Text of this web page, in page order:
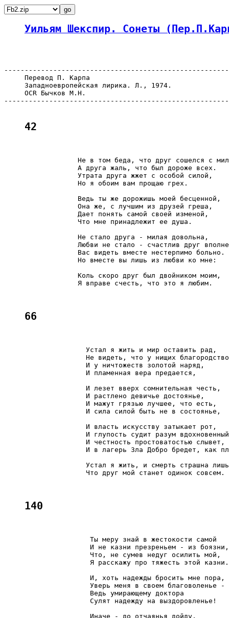
Уильям Шекспир. Сонеты
     Перевод П. Карпа
     Западноевропейская лирика. Л., 1974.
     OCR Бычков М.Н.
42
Не в том беда, что друг сошелся с
                  А друга жаль, что был дороже всех.
                  Утрата друга жжет с особой силой,
                  Но я обоим вам прощаю грех.
                  Ведь ты же дорожишь моей бесценной,
                  Она же, с лучшим из друзей греша,
                  Дает понять самой своей изменой,
                  Что мне принадлежит ее душа.
                  Не стало друга - милая довольна,
Любви не стало - счастлив друг
                  Вас видеть вместе нестерпимо больно.
                  Но вместе вы лишь из любви ко мне:
                  Коль скоро друг был двойником моим,
                  Я вправе счесть, что это я любим.
66
                    Устал я жить и мир оставить рад,
                    Не видеть, что у нищих благородство
                    И у ничтожеств золотой наряд,
                    И пламенная вера предается,
                    И лезет вверх сомнительная честь,
                    И растлено девичье достоянье,
                    И мажут грязью лучшее, что есть,
                    И сила силой быть не в состоянье,
                    И власть искусству затыкает рот,
И глупость судит разум
                    И честность простоватостью слывет,
И в лагерь Зла Добро бредет, как
Устал я жить, и смерть страшна
                    Что друг мой станет одинок совсем.
140
                     Ты меру знай в жестокости самой
                     И не казни презреньем - из боязни,
                     Что, не сумев недуг осилить мой,
                     Я расскажу про тяжесть этой казни.
                     И, хоть надежды бросить мне пора,
                     Уверь меня в своем благоволенье -
                     Ведь умирающему доктора
                     Сулят надежду на выздоровленье!
                     Иначе - до отчаянья дойду,